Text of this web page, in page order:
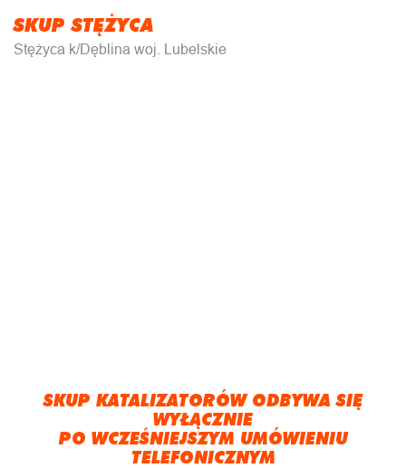
SKUP STĘŻYCA
Stężyca k/Dęblina woj. Lubelskie
SKUP KATALIZATORÓW ODBYWA SIĘ
WYŁĄCZNIE
PO WCZEŚNIEJSZYM UMÓWIENIU
TELEFONICZNYM